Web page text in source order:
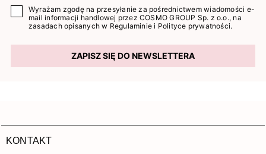
Wyrażam zgodę na przesyłanie za pośrednictwem wiadomości e-
mail informacji handlowej przez COSMO GROUP Sp. z o.o., na
zasadach opisanych w Regulaminie i Polityce prywatności.
ZAPISZ SIĘ DO NEWSLETTERA
KONTAKT